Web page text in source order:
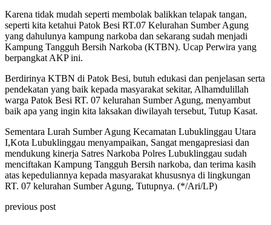
Karena tidak mudah seperti membolak balikkan telapak tangan,
seperti kita ketahui Patok Besi RT.07 Kelurahan Sumber Agung
yang dahulunya kampung narkoba dan sekarang sudah menjadi
Kampung Tangguh Bersih Narkoba (KTBN). Ucap Perwira yang
berpangkat AKP ini.
Berdirinya KTBN di Patok Besi, butuh edukasi dan penjelasan serta
pendekatan yang baik kepada masyarakat sekitar, Alhamdulillah
warga Patok Besi RT. 07 kelurahan Sumber Agung, menyambut
baik apa yang ingin kita laksakan diwilayah tersebut, Tutup Kasat.
Sementara Lurah Sumber Agung Kecamatan Lubuklinggau Utara
I,Kota Lubuklinggau menyampaikan, Sangat mengapresiasi dan
mendukung kinerja Satres Narkoba Polres Lubuklinggau sudah
menciftakan Kampung Tangguh Bersih narkoba, dan terima kasih
atas kepeduliannya kepada masyarakat khususnya di lingkungan
RT. 07 kelurahan Sumber Agung, Tutupnya. (*/Ari/LP)
previous post